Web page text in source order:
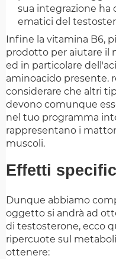
sua integrazione ha
ematici del
Infine la vitamina B6,
prodotto per aiutare il
ed in particolare
aminoacido presente.
considerare che altri
devono comunque
nel tuo programma
rappresentano i
muscoli.
Effetti
Dunque abbiamo
oggetto si andrà ad
di testosterone, ecco
ripercuote sul
ottenere: